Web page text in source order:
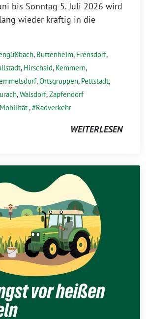
bis Sonntag 5. Juli 2026 wird
wieder kräftig in die
, Buttenheim, Frensdorf,
, Hirschaid, Kemmern,
,Ortsgruppen, Pettstadt,
,Walsdorf,Zapfendorf
Mobilität, Radverkehr
WEITERLESEN